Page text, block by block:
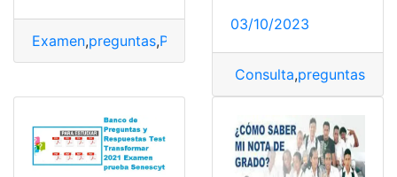
Examen,preguntas,Preguntas filtradas
03/10/2023
Consulta,preguntas